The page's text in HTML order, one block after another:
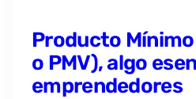
Producto Mínimo
o PMV), algo
emprendedores